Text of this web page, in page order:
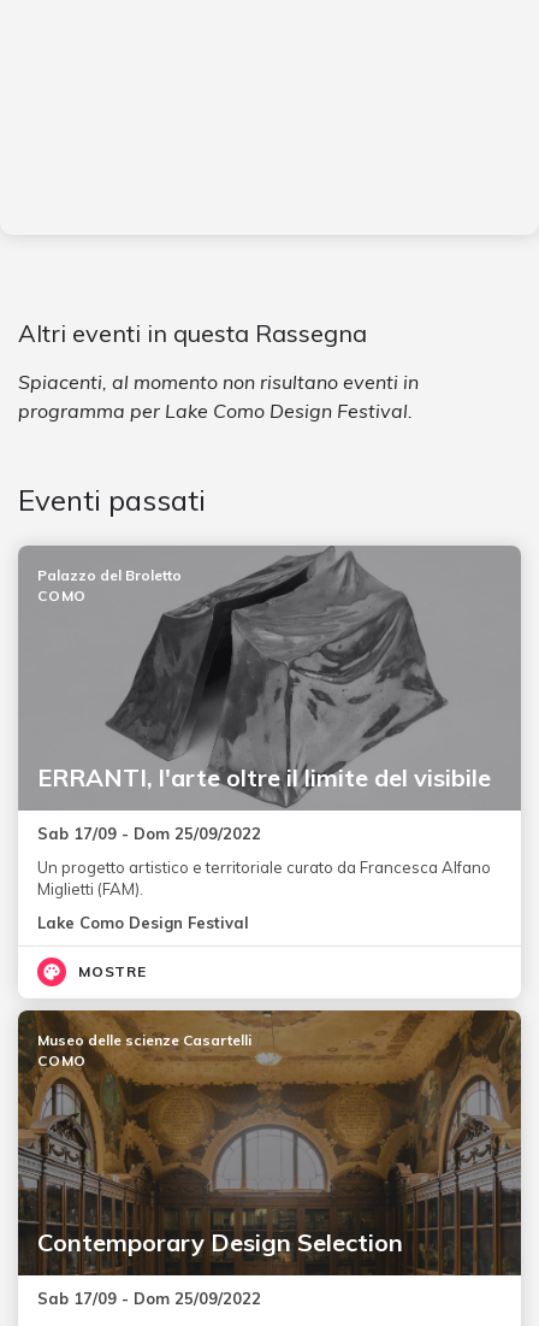
Altri eventi in questa Rassegna
Spiacenti, al momento non risultano eventi in
programma per Lake Como Design Festival.
Eventi passati
ERRANTI, l'arte oltre il limite del visibile
Palazzo del Broletto
COMO
Sab 17/09 - Dom 25/09/2022
Un progetto artistico e territoriale curato da Francesca Alfano
Miglietti (FAM).
Lake Como Design Festival
MOSTRE
Contemporary Design Selection
Museo delle scienze Casartelli
COMO
Sab 17/09 - Dom 25/09/2022